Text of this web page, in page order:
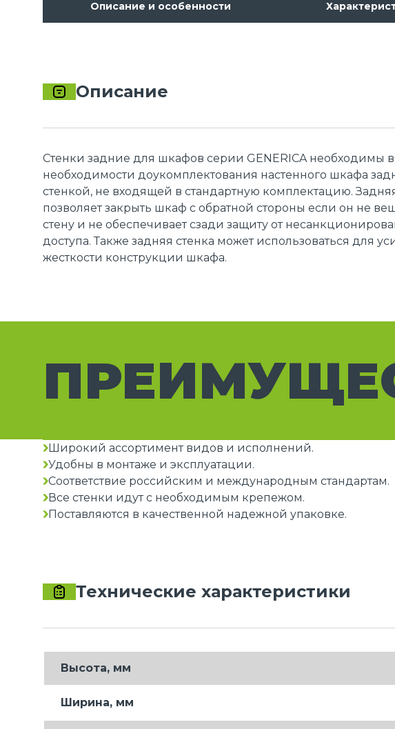
Описание и особенности
Описание
Стенки задние для шкафов серии GENERICA необходимы в
необходимости доукомплектования настенного шкафа
стенкой, не входящей в стандартную комплектацию.
позволяет закрыть шкаф с обратной стороны если он не
стену и не обеспечивает сзади защиту от
доступа. Также задняя стенка может использоваться для
жесткости конструкции шкафа.
Широкий ассортимент видов и исполнений.
Удобны в монтаже и эксплуатации.
Соответствие российским и международным стандартам.
Все стенки идут с необходимым крепежом.
Поставляются в качественной надежной упаковке.
Технические характеристики
Высота, мм
Ширина, мм